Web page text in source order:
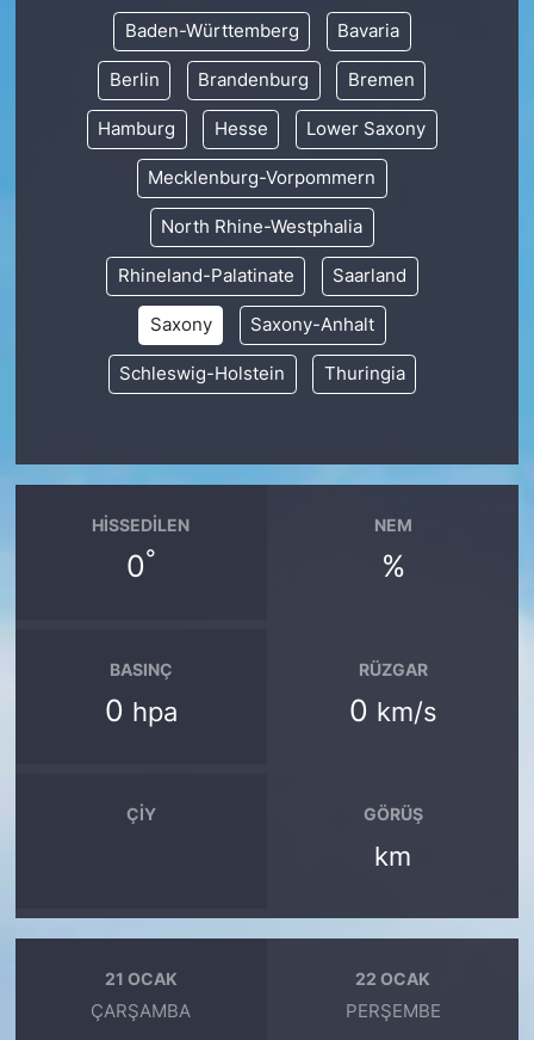
Baden-Württemberg Bavaria
Berlin Brandenburg Bremen
Hamburg Hesse Lower Saxony
Mecklenburg-Vorpommern
North Rhine-Westphalia
Rhineland-Palatinate Saarland
Saxony Saxony-Anhalt
Schleswig-Holstein Thuringia
HISSEDILEN
0°
NEM
%
BASINÇ
0 hpa
RÜZGAR
0 km/s
ÇIY GÖRÜŞ
km
21 OCAK
ÇARŞAMBA
22 OCAK
PERŞEMBE